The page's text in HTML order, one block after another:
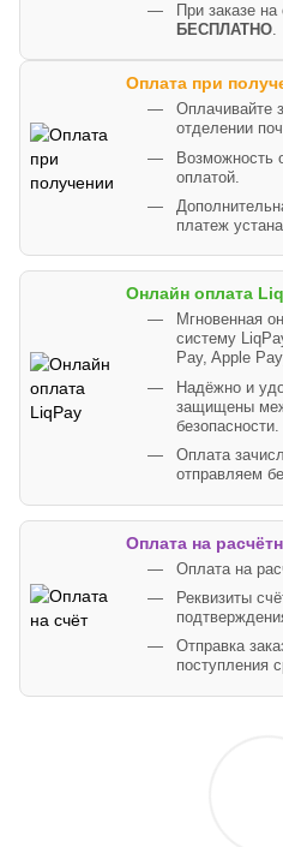
При заказе
БЕСПЛАТНО.
Оплата при
Оплачивайте
отделении
Возможность
оплатой.
платеж
Онлайн оплата
Мгновенная
систему
Pay, Apple
Надёжно и
защищены
безопасности.
Оплата
отправляем
Оплата на
Оплата на
Реквизиты
Отправка
поступления